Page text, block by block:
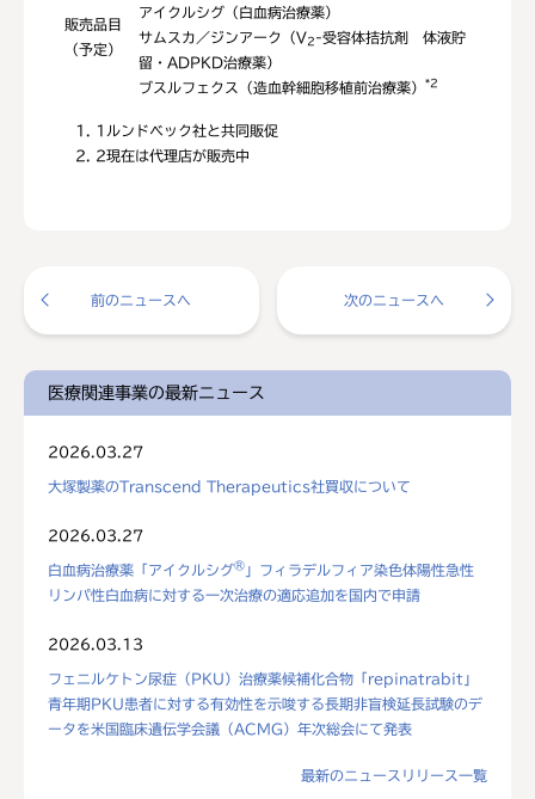
販売品目
（予定）
アイクルシグ（白血病治療薬）
サムスカ／ジンアーク（V2 -受容体拮抗剤 体液貯
留・ADPKD治療薬）
ブスルフェクス（造血幹細胞移植前治療薬）
*2
1 ルンドベック社と共同販促
2現在は代理店が販売中
前のニュースへ 次のニュースへ
医療関連事業の最新ニュース
2026.03.27
大塚製薬のTranscend Therapeutics社買収について
2026.03.27
白血病治療薬「アイクルシグ® 」フィラデルフィア染色体陽性急性
リンパ性白血病に対する一次治療の適応追加を国内で申請
2026.03.13
フェニルケトン尿症（PKU）治療薬候補化合物「repinatrabit」
青年期PKU患者に対する有効性を示唆する長期非盲検延長試験のデ
ータを米国臨床遺伝学会議（ACMG）年次総会にて発表
最新のニュースリリース一覧